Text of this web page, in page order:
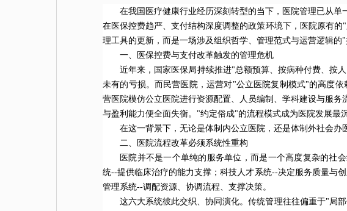
在我国医疗健康行业经历深刻转型的当下， 医院管理已从单
在医保控费趋严、支付结构深度调整的政策环境下，医院原有
理工具的更新，而是一场涉及组织哲学、管理范式与运营逻辑的"
一、医保控费与支付改革触发的管理危机
近年来，国家医保局持续推进"总额预算、按病种付费、按
未有的亏损。而民营医院，运营对"公立医院复制模式"的高度
营医院模仿公立医院进行资源配置、人员编制、学科建设与服
与盈利能力便全面失衡。"约定俗成"的流程模式成为医院发展最
在这一背景下，无论是体制内公立医院，还是体制外社会
二、医院流程改革必须系统性重构
医院并不是一个单纯的服务单位，而是一个高度复杂的社
统--提供临床治疗的能力支撑；科技人才系统--决定服务质量与
管理系统--调配资源、协调流程、支撑决策。
这六大系统彼此交织、协同演化。传统管理往往偏重于"局